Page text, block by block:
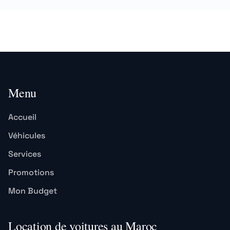
Menu
Accueil
Véhicules
Services
Promotions
Mon Budget
Location de voitures au Maroc